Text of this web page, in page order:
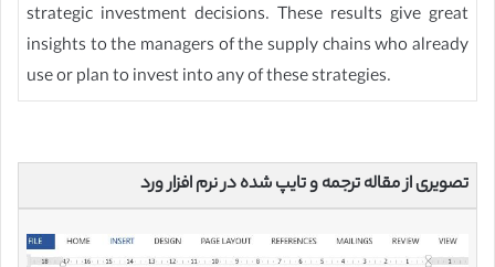
strategic investment decisions. These results give great
insights to the managers of the supply chains who already
use or plan to invest into any of these strategies.
تصویری از مقاله ترجمه و تایپ شده در نرم افزار ورد